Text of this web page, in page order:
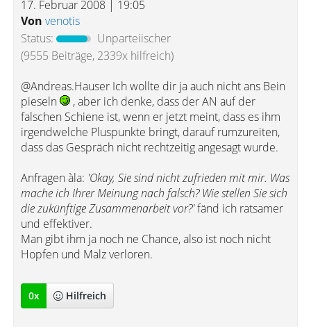
17. Februar 2008 | 19:05
Von venotis
Status:
Unparteiischer
(9555 Beiträge, 2339x hilfreich)
@Andreas.Hauser Ich wollte dir ja auch nicht ans Bein
pieseln
, aber ich denke, dass der AN auf der
falschen Schiene ist, wenn er jetzt meint, dass es ihm
irgendwelche Pluspunkte bringt, darauf rumzureiten,
dass das Gespräch nicht rechtzeitig angesagt wurde.
Anfragen àla: 'Okay, Sie sind nicht zufrieden mit mir. Was
mache ich Ihrer Meinung nach falsch? Wie stellen Sie sich
die zukünftige Zusammenarbeit vor?'fänd ich ratsamer
und effektiver.
Man gibt ihm ja noch ne Chance, also ist noch nicht
Hopfen und Malz verloren.
0x Hilfreich